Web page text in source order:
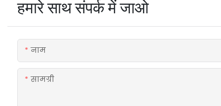
हमारे साथ संपर्क में जाओ
नाम
सामग्री